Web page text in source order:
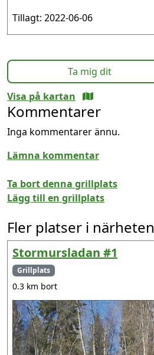
Tillagt: 2022-06-06
Ta mig dit
Visa på kartan
Kommentarer
Inga kommentarer ännu.
Lämna kommentar
Ta bort denna grillplats
Lägg till en grillplats
Fler platser i närheten
Stormursladan #1
Grillplats
0.3 km bort